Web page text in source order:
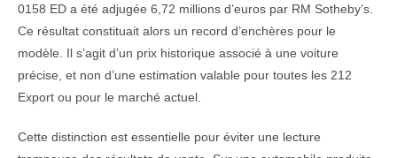
0158 ED a été adjugée 6,72 millions d’euros par RM Sotheby’s.
Ce résultat constituait alors un record d’enchères pour le
modèle. Il s’agit d’un prix historique associé à une voiture
précise, et non d’une estimation valable pour toutes les 212
Export ou pour le marché actuel.
Cette distinction est essentielle pour éviter une lecture